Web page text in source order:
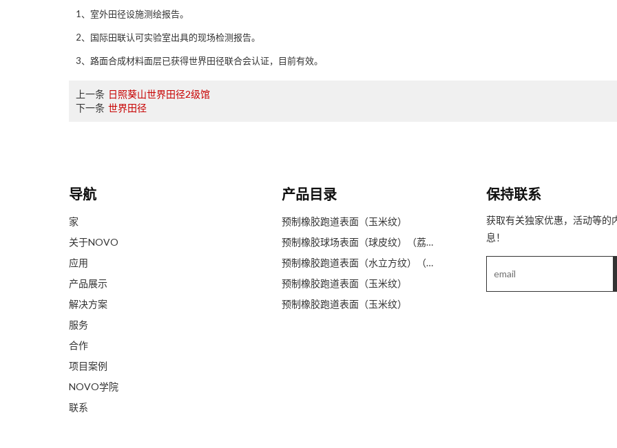
1、室外田径设施测绘报告。
2、国际田联认可实验室出具的现场检测报告。
3、路面合成材料面层已获得世界田径联合会认证，目前有效。
上一条 日照葵山世界田径2级馆
下一条 世界田径
导航
家
关于NOVO
应用
产品展示
解决方案
服务
合作
项目案例
NOVO学院
联系
产品目录
预制橡胶跑道表面（玉米纹）
预制橡胶球场表面（球皮纹）（荔枝纹）
预制橡胶跑道表面（水立方纹）（钻石纹）
预制橡胶跑道表面（玉米纹）
预制橡胶跑道表面（玉米纹）
保持联系
获取有关独家优惠，活动等的
息！